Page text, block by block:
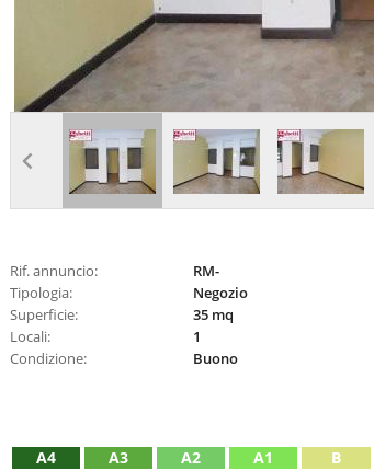
Rif. annuncio: RM-
Tipologia:
Negozio
Superficie:
35 mq
Locali:
1
Condizione:
Buono
A4 A3 A2 A1 B